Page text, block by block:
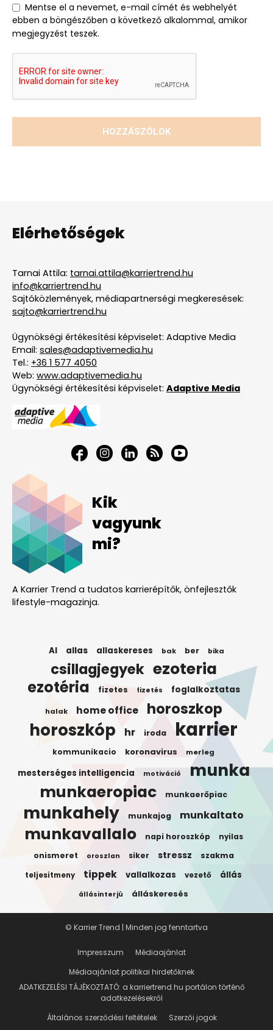
Mentse el a nevemet, e-mail címét és webhelyét
ebben a böngészőben a következő alkalommal, amikor
megjegyzést teszek.
Elérhetőségek
Tarnai Attila: tarnai.attila@karriertrend.hu
info@karriertrend.hu
Sajtóközlemények, médiapartnerségi megkeresések:
sajto@karriertrend.hu
Ügynökségi értékesítési képviselet: Adaptive Media
Email: sales@adaptivemedia.hu
Tel.: +36 1 577 4050
Web: www.adaptivemedia.hu
Ügynökségi értékesítési képviselet: Adaptive Media
Kik
vagyunk
mi?
A Karrier Trend a tudatos karrierépítők, önfejlesztők
lifestyle-magazinja.
AI allas allaskereses bak ber bika
csillagjegyek ezoteria
ezotéria fizetes fizetés foglalkoztatas
halak home office horoszkop
horoszkóp hr iroda karrier
kommunikacio koronavirus merleg
mesterséges intelligencia motiváció munka
munkaeropiac munkaerőpiac
munkahely munkajog munkaltato
munkavallalo napi horoszkóp nyilas
onismeret oroszlan siker stressz szakma
teljesitmeny tippek vallalkozas vezető állás
állásinterjú álláskeresés
Impresszum
Médiaajánlat
Médiaajánlat politikai hirdetőknek
ADATKEZELÉSI TÁJÉKOZTATÓ: a karriertrend.hu portálon történő
adatkezelésekről
Általános szerződési feltételek
Szerzői jogok
© Karrier Trend | Minden jog fenntartva